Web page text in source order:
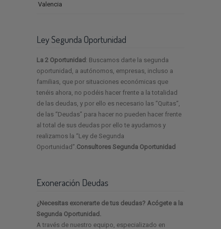
Valencia
Ley Segunda Oportunidad
La 2 Oportunidad : Buscamos darte la segunda
oportunidad, a autónomos, empresas, incluso a
familias, que por situaciones económicas que
tenéis ahora, no podéis hacer frente a la totalidad
de las deudas, y por ello es necesario las “Quitas“,
de las “Deudas” para hacer no pueden hacer frente
al total de sus deudas por ello te ayudamos y
realizamos la “Ley de Segunda
Oportunidad”.Consultores Segunda Oportunidad
Exoneración Deudas
¿Necesitas exonerarte de tus deudas? Acógete a la
Segunda Oportunidad.
A través de nuestro equipo, especializado en